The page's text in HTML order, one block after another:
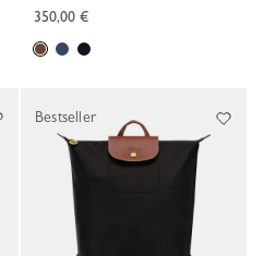
350,00 €
Bestseller